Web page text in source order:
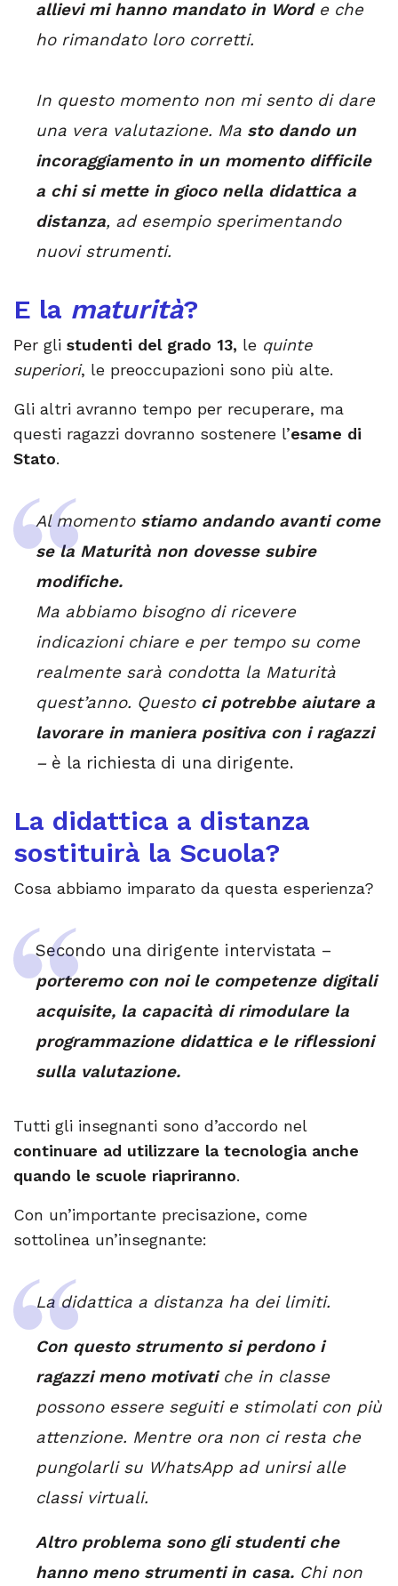
allievi mi hanno mandato in Worde che
ho rimandato loro corretti.
In questo momento non mi sento di dare
una vera valutazione. Ma sto dando un
incoraggiamento in un momento difficile
a chi si mette in gioco nella didattica a
distanza, ad esempio sperimentando
nuovi strumenti.
E la maturità?
Per gli studenti del grado 13, le quinte
superiori, le preoccupazioni sono più alte.
Gli altri avranno tempo per recuperare, ma
questi ragazzi dovranno sostenere l’esame di
Stato.
Al momento stiamo andando avanti come
se la Maturità non dovesse subire
modifiche.
Ma abbiamo bisogno di ricevere
indicazioni chiare e per tempo su come
realmente sarà condotta la Maturità
quest’anno. Questo ci potrebbe aiutare a
lavorare in maniera positiva con i ragazzi
– è la richiesta di una dirigente.
La didattica a distanza
sostituirà la Scuola?
Cosa abbiamo imparato da questa esperienza?
Secondo una dirigente intervistata –
porteremo con noi le competenze digitali
acquisite, la capacità di rimodulare la
programmazione didattica e le riflessioni
sulla valutazione.
Tutti gli insegnanti sono d’accordo nel
continuare ad utilizzare la tecnologia anche
quando le scuole riapriranno.
Con un’importante precisazione, come
sottolinea un’insegnante:
La didattica a distanza ha dei limiti.
Con questo strumento si perdono i
ragazzi meno motivati che in classe
possono essere seguiti e stimolati con più
attenzione. Mentre ora non ci resta che
pungolarli su WhatsApp ad unirsi alle
classi virtuali.
Altro problema sono gli studenti che
hanno meno strumenti in casa. Chi non